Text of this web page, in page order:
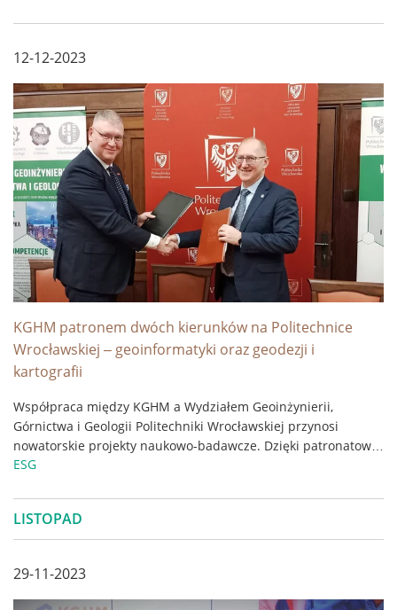
12-12-2023
KGHM patronem dwóch kierunków na Politechnice
Wrocławskiej – geoinformatyki oraz geodezji i
kartografii
Współpraca między KGHM a Wydziałem Geoinżynierii,
Górnictwa i Geologii Politechniki Wrocławskiej przynosi
nowatorskie projekty naukowo-badawcze. Dzięki patronatowi
miedziowej spółki uczelnia jeszcze lepiej wykorzysta
innowacyjnych kierunków studiów. ...
ESG
LISTOPAD
29-11-2023